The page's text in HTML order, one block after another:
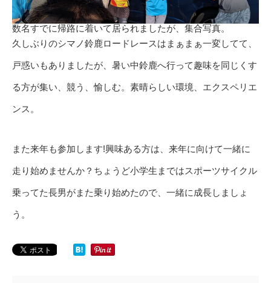
数名すでに帰路に着いて居られましたが、集合写真。
久しぶりのシマノ鈴鹿ロードレースはまぁまぁ一変してて、
戸惑いもありましたが、暑い中鈴鹿へ行って趣味を同じくす
る方が集い、競う、愉しむ。素晴らしい環境、エクスペリエ
ンス。
また来年も参加します!興味ある方は、来年に向けて一緒に
走り始めませんか？ちょうど小学生まではスポーツサイクル
乗ってた長男がまた乗り始めたので、一緒に成長しましょ
う。